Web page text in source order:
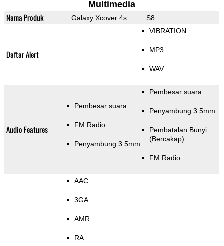
Multimedia
Nama Produk Galaxy Xcover 4s S8
Daftar Alert
VIBRATION
MP3
WAV
Audio Features
Pembesar suara
FM Radio
Penyambung 3.5mm
Pembesar suara
Penyambung 3.5mm
Pembatalan Bunyi
(Bercakap)
FM Radio
AAC
3GA
AMR
RA